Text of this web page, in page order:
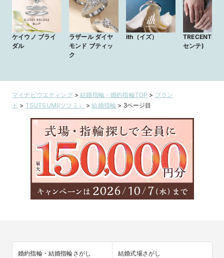
ケイウノ ブライ
ダル
ラザール ダイヤ
モンド ブティッ
ク
ith（イズ）
TRECENTI (
センテ)
マイナビウエディング>結婚指輪・婚約指輪TOP > ブラン
ド > TSUTSUMI(ツツミ） >結婚指輪 > 3ページ目
婚約指輪・結婚指輪さがし 結婚式場さがし